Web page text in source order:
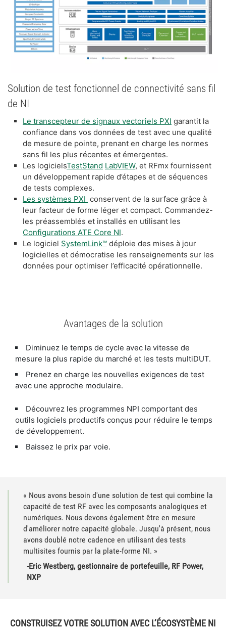
Solution de test fonctionnel de connectivité sans fil
de NI
Le transcepteur de signaux vectoriels PXI garantit la
confiance dans vos données de test avec une qualité
de mesure de pointe, prenant en charge les normes
sans fil les plus récentes et émergentes.
Les logicielsTestStand LabVIEW, et RFmx fournissent
un développement rapide d’étapes et de séquences
de tests complexes.
Les systèmes PXI conservent de la surface grâce à
leur facteur de forme léger et compact. Commandez-
les préassemblés et installés en utilisant les
Configurations ATE Core NI.
Le logiciel SystemLink™ déploie des mises à jour
logicielles et démocratise les renseignements sur les
données pour optimiser l’efficacité opérationnelle.
Avantages de la solution
Diminuez le temps de cycle avec la vitesse de
mesure la plus rapide du marché et les tests multiDUT.
Prenez en charge les nouvelles exigences de test
avec une approche modulaire.
Découvrez les programmes NPI comportant des
outils logiciels productifs conçus pour réduire le temps
de développement.
Baissez le prix par voie.
« Nous avons besoin d'une solution de test qui combine la
capacité de test RF avec les composants analogiques et
numériques. Nous devons également être en mesure
d'améliorer notre capacité globale. Jusqu'à présent, nous
avons doublé notre cadence en utilisant des tests
multisites fournis par la plate-forme NI. »
-Eric Westberg, gestionnaire de portefeuille, RF Power,
NXP
CONSTRUISEZ VOTRE SOLUTION AVEC L’ÉCOSYSTÈME NI